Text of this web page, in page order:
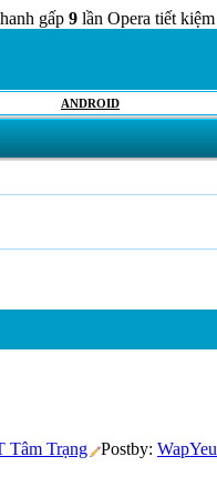
gấp 9 lần Opera tiết kiệm
ANDROID
Tâm Trạng Postby: WapYeu